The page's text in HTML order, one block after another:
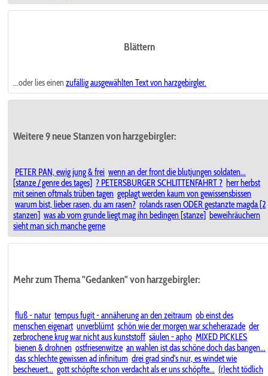
Blättern
...oder lies einen zufällig ausgewählten Text von harzgebirgler.
Weitere 9 neue Stanzen von harzgebirgler:
PETER PAN, ewig jung & frei wenn an der front die blutjungen soldaten...
[stanze / genre des tages] ? PETERSBURGER SCHLITTENFAHRT ? herr herbst
mit seinen oftmals trüben tagen geplagt werden kaum von gewissensbissen
warum bist, lieber rasen, du am rasen? rolands rasen ODER gestanzte magda [2
stanzen] was ab vom grunde liegt mag ihn bedingen [stanze] beweihräuchern
sieht man sich manche gerne
Mehr zum Thema "Gedanken" von harzgebirgler:
fluß - natur tempus fugit - annäherung an den zeitraum ob einst des
menschen eigenart unverblümt schön wie der morgen war scheherazade der
zerbrochene krug war nicht aus kunststoff säulen - apho MIXED PICKLES
bienen & drohnen ostfriesenwitze an wahlen ist das schöne doch das bangen...
das schlechte gewissen ad infinitum drei grad sind's nur, es windet wie
bescheuert... gott schöpfte schon verdacht als er uns schöpfte... (r)echt tödlich